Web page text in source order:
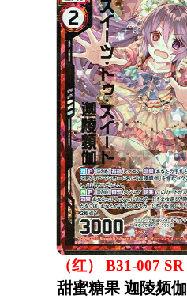
（红） B31-007 SR
甜蜜糖果 迦陵频伽